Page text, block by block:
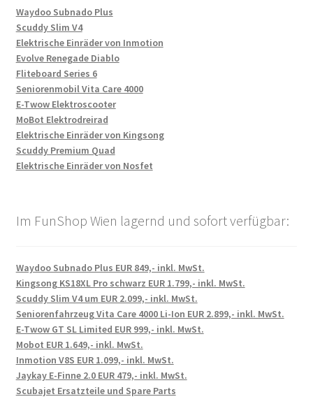
Waydoo Subnado Plus
Scuddy Slim V4
Elektrische Einräder von Inmotion
Evolve Renegade Diablo
Fliteboard Series 6
Seniorenmobil Vita Care 4000
E-Twow Elektroscooter
MoBot Elektrodreirad
Elektrische Einräder von Kingsong
Scuddy Premium Quad
Elektrische Einräder von Nosfet
Im FunShop Wien lagernd und sofort verfügbar:
Waydoo Subnado Plus EUR 849,- inkl. MwSt.
Kingsong KS18XL Pro schwarz EUR 1.799,- inkl. MwSt.
Scuddy Slim V4 um EUR 2.099,- inkl. MwSt.
Seniorenfahrzeug Vita Care 4000 Li-Ion EUR 2.899,- inkl. MwSt.
E-Twow GT SL Limited EUR 999,- inkl. MwSt.
Mobot EUR 1.649,- inkl. MwSt.
Inmotion V8S EUR 1.099,- inkl. MwSt.
Jaykay E-Finne 2.0 EUR 479,- inkl. MwSt.
Scubajet Ersatzteile und Spare Parts